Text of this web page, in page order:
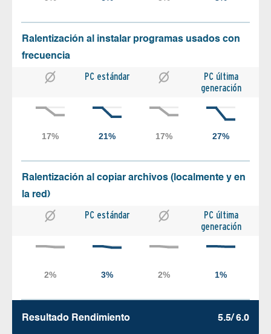
Ralentización al instalar programas usados con
frecuencia
PC estándar
PC última
generación
Ralentización al copiar archivos (localmente y en
la red)
PC estándar
PC última
generación
Resultado Rendimiento 5.5/ 6.0